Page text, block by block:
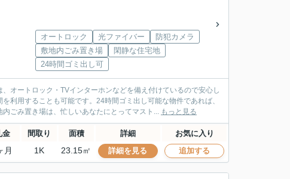
オートロック 光ファイバー
防犯カメラ
敷地内ごみ置き場
閑静な住宅地
24時間ゴミ出し可
オートロック・TVインターホンなどを備え付けているので安心し
利用することも可能です。24時間ゴミ出し可能な物件であれば、
ごみ置き場は、忙しいあなたにとってマスト... もっと見る
金 間取り 面積 詳細 お気に入り
月 1K 23.15㎡ 詳細を見る 追加する